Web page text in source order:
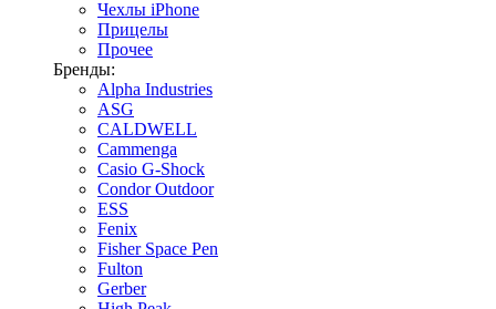
Чехлы iPhone
Прицелы
Прочее
Бренды:
Alpha Industries
ASG
CALDWELL
Cammenga
Casio G-Shock
Condor Outdoor
ESS
Fenix
Fisher Space Pen
Fulton
Gerber